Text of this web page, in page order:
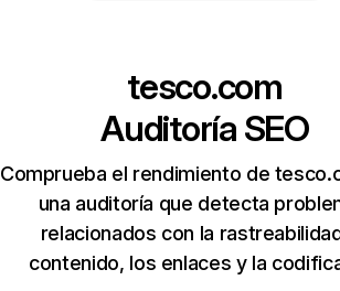
tesco.com
Auditoría SEO
Comprueba el rendimiento de
una auditoría que detecta
relacionados con la
contenido, los enlaces y la